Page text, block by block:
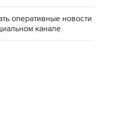
оперативные новости
канале